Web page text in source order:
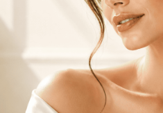
Seturi Perle cu Argint
Pandantive cu Perle
Brose cu Perle